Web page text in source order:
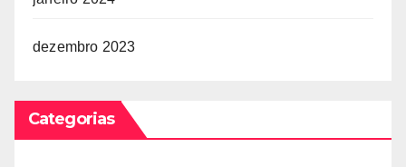
dezembro 2023
Categorias